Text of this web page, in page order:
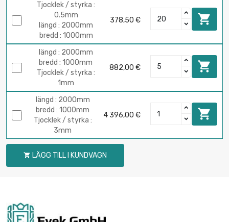
Tjocklek / styrka :
0.5mm
längd : 2000mm
bredd : 1000mm
378,50 € 
längd : 2000mm
bredd : 1000mm
Tjocklek / styrka :
1mm
882,00 € 
längd : 2000mm
bredd : 1000mm
Tjocklek / styrka :
3mm
4 396,00 € 
 LÄGG TILL I KUNDVAGN